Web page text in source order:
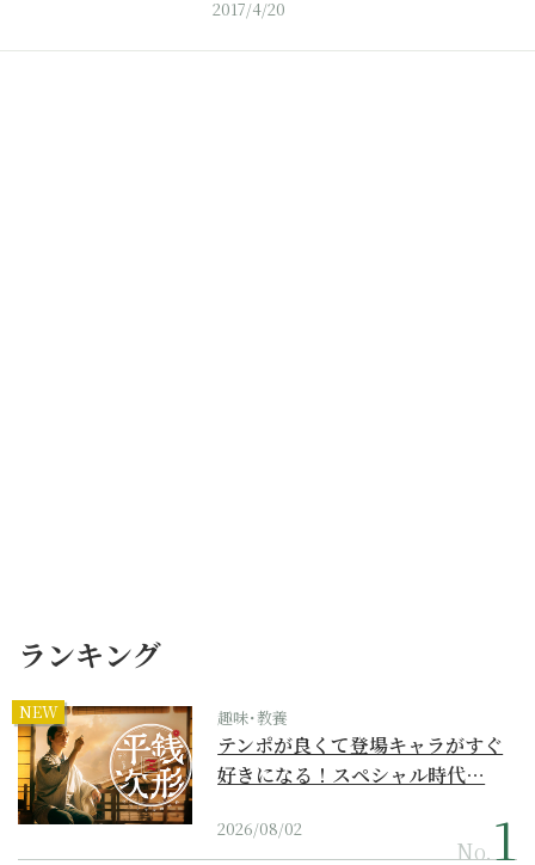
2017/4/20
ランキング
NEW 趣味･教養
テンポが良くて登場キャラがすぐ
好きになる！スペシャル時代…
2026/08/02
No.